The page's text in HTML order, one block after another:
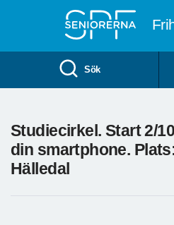
Sök
Studiecirkel. Start 2/
din smartphone.
Hälledal